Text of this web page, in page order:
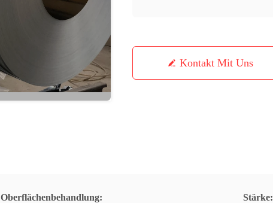
Kontakt Mit Uns
Oberflächenbehandlung: Stärke: